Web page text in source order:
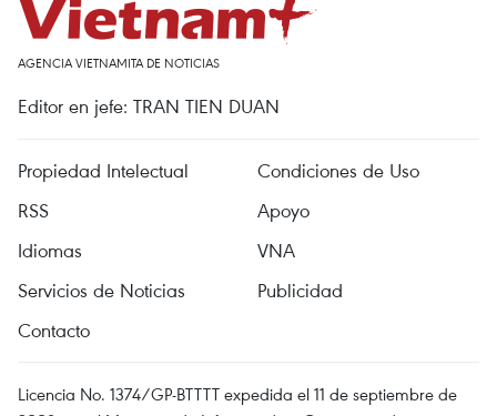
AGENCIA VIETNAMITA DE NOTICIAS
Editor en jefe: TRAN TIEN DUAN
Propiedad Intelectual
Condiciones de Uso
RSS
Apoyo
Idiomas
VNA
Servicios de Noticias
Publicidad
Contacto
Licencia No. 1374/GP-BTTTT expedida el 11 de septiembre de